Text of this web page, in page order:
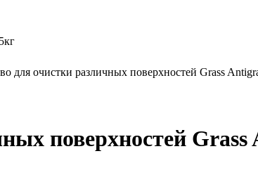
для очистки различных поверхностей Grass
поверхностей